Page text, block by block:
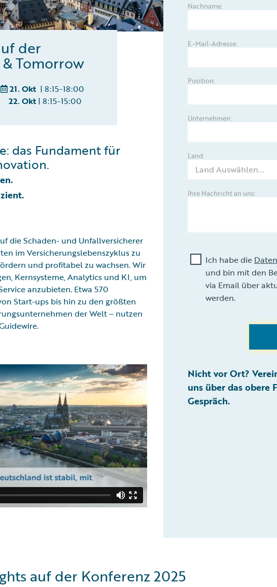
der
Tomorrow
21. Okt | 8:15-18:00
22. Okt | 8:15-15:00
das Fundament für
die Schaden- und Unfallversicherer
im Versicherungslebenszyklus zu
und profitabel zu wachsen. Wir
Kernsysteme, Analytics und KI, um
anzubieten. Etwa 570
Start-ups bis hin zu den größten
der Welt – nutzen
Nachname:
E-Mail-Adresse:
Position:
Unternehmen:
Land:
Ihre Nachricht an uns:
Ich habe die
und bin mit den
via Email über
werden.
Nicht vor Ort?
uns über das obere
Gespräch.
auf der Konferenz 2025